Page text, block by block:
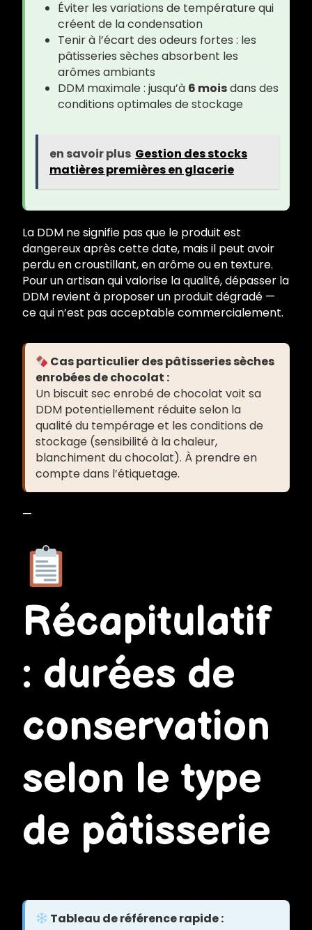
Éviter les variations de température qui
créent de la condensation
Tenir à l’écart des odeurs fortes : les
pâtisseries sèches absorbent les
arômes ambiants
DDM maximale : jusqu’à 6 moisdans des
conditions optimales de stockage
en savoir plus Gestion des stocks
matières premières en glacerie
La DDM ne signifie pas que le produit est
dangereux après cette date, mais il peut avoir
perdu en croustillant, en arôme ou en texture.
Pour un artisan qui valorise la qualité, dépasser la
DDM revient à proposer un produit dégradé —
ce qui n’est pas acceptable commercialement.
Cas particulier des pâtisseries sèches
enrobées de chocolat :
Un biscuit sec enrobé de chocolat voit sa
DDM potentiellement réduite selon la
qualité du tempérage et les conditions de
stockage (sensibilité à la chaleur,
blanchiment du chocolat). À prendre en
compte dans l’étiquetage.
—
Récapitulatif
: durées de
conservation
selon le type
de pâtisserie
Tableau de référence rapide :